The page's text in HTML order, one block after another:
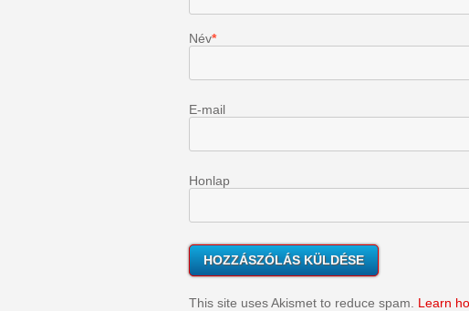
Név*
E-
Honlap
This site uses Akismet to reduce spam. Learn